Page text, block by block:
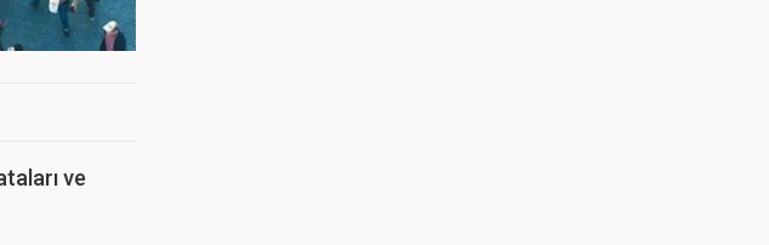
ve